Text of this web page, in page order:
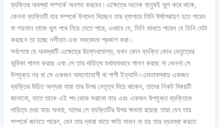
ব্যক্তির অবস্থা সম্পর্কে অবগত করবেন ৷ এক্ষেত্রে অনেক মানুষই ভুল করে থাকে,
কেননা ব্যক্তিটি যার সম্পর্কে উপদেশ দিচ্ছেন তার ব্যাপারে তিনি ঈর্ষাপরায়ণ হতে পারেন
বা শয়তান তাকে ভুল পথে নিয়ে যেতে পারে, এভাবে যে, তিনি ভাবতে পারেন যে তিনি যেটা
করছেন তা হচ্ছে নসীহত এবং সমবেদনা প্রকাশ করা ৷
সর্বশেষে যে অবস্থাটি এক্ষেত্রে উল্লেখযোগ্য, যখন কোন ব্যক্তি কোন নেতৃত্বের
ভূমিকা পালন করছে এবং সে তার দায়িত্ব যথাযথভাবে পালন করছে না কেননা সে
উপযুক্ত নয় বা সে একজন অমনোযোগী বা পাপী ইত্যাদি ৷ এমতাবস্থায় একজন
ব্যক্তির উচিত অন্যরা যারা তার উপর নেতৃত্ব দিয়ে থাকেন, তাদের নিকট বিষয়টি
জানানো, যাতে তাকে এই পদ থেকে সরানো যায় এবং একজন উপযুক্ত ব্যক্তিকে
দায়িত্ব দেয়া যায়৷ অথবা, যাদের সে ব্যক্তিটির উপর ক্ষমতা রয়েছে তারা যেন তার
সম্পর্কে জানতে পারেন, যেন তার দ্বারা যাতে ক্ষতি সাধন না হয় তার ব্যবস্থা করতে